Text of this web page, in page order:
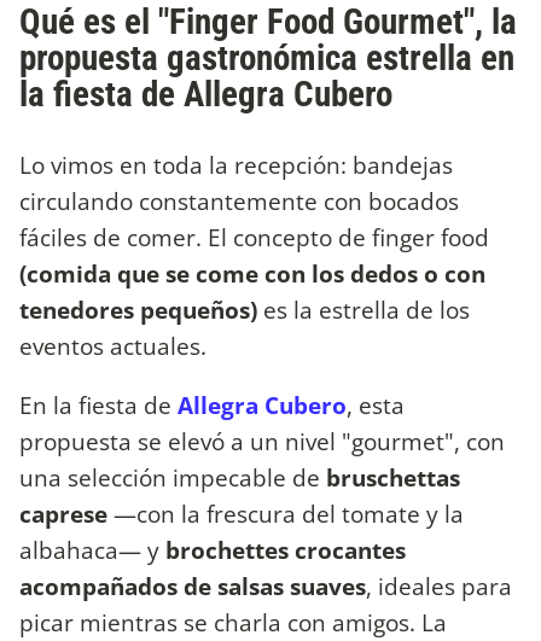
Qué es el "Finger Food Gourmet", la
propuesta gastronómica estrella en
la fiesta de Allegra Cubero
Lo vimos en toda la recepción: bandejas
circulando constantemente con bocados
fáciles de comer. El concepto de finger food
(comida que se come con los dedos o con
tenedores pequeños) es la estrella de los
eventos actuales.
En la fiesta de Allegra Cubero, esta
propuesta se elevó a un nivel "gourmet", con
una selección impecable de bruschettas
caprese—con la frescura del tomate y la
albahaca— y brochettes crocantes
acompañados de salsas suaves, ideales para
picar mientras se charla con amigos. La